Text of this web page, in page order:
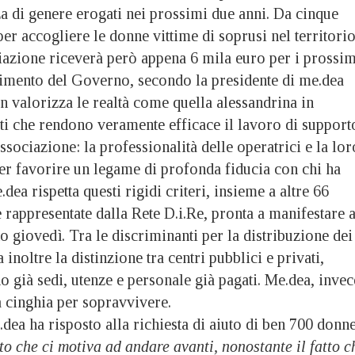
di genere erogati nei prossimi due anni. Da cinque
accogliere le donne vittime di soprusi nel territorio
riceverà però appena 6 mila euro per i
del Governo, secondo la presidente di me.dea
valorizza le realtà come quella alessandrina in
che rendono veramente efficace il lavoro di
la professionalità delle operatrici e la
favorire un legame di profonda fiducia con chi ha
rispetta questi rigidi criteri, insieme a altre 66
dalla Rete D.i.Re, pronta a manifestare a
giovedì. Tra le discriminanti per la distribuzione dei
inoltre la distinzione tra centri pubblici e privati,
già sedi, utenze e personale già pagati. Me.dea,
cinghia per sopravvivere.
ha risposto alla richiesta di aiuto di ben 700
che ci motiva ad andare avanti, nonostante il fatto